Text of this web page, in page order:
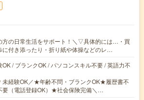
方の日常生活をサポート！＼▽具体的には…・買
に付き添ったり・折り紙や体操などのレ…
OK / ブランクOK / パソコンスキル不要 / 英語力不
未経験OK／★年齢不問・ブランクOK★履歴書不
要（電話登録OK）★社会保険完備＼…